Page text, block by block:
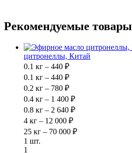
Рекомендуемые товары
цитронеллы, Китай
0.1 кг – 440 ₽
0.1 кг – 440 ₽
0.2 кг – 780 ₽
0.4 кг – 1 400 ₽
0.8 кг – 2 640 ₽
4 кг – 12 000 ₽
25 кг – 70 000 ₽
1 шт.
1